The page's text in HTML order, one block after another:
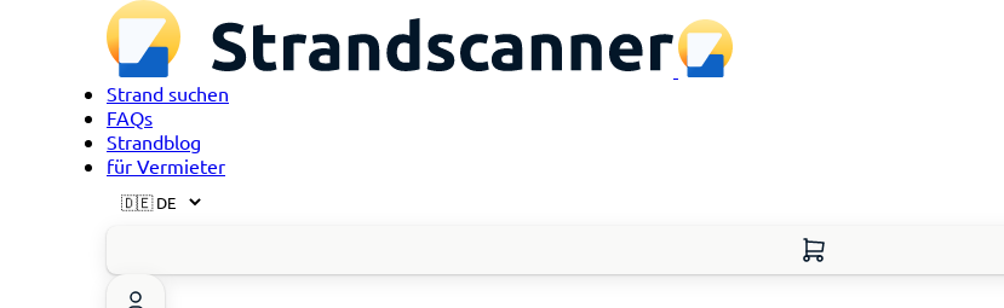
Strand suchen
FAQs
Strandblog
für Vermieter